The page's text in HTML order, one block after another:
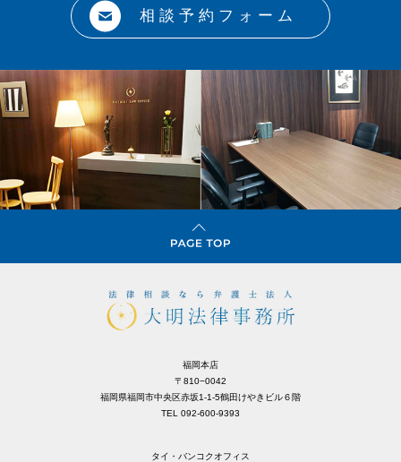
相談予約フォーム
福岡本店
〒810−0042
福岡県福岡市中央区赤坂1-1-5鶴田けやきビル６階
TEL 092-600-9393
タイ・バンコクオフィス